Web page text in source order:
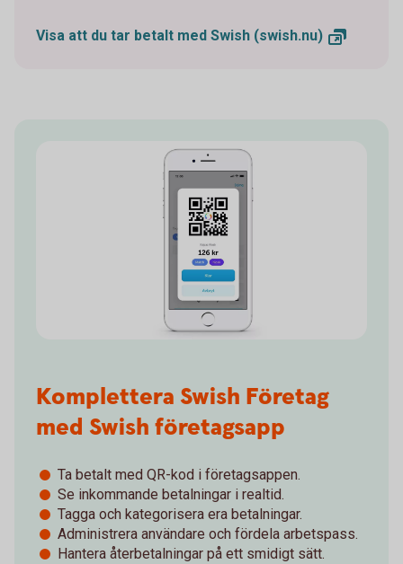
Visa att du tar betalt med Swish (swish.nu)
Komplettera Swish Företag
med Swish företagsapp
Ta betalt med QR-kod i företagsappen.
Se inkommande betalningar i realtid.
Tagga och kategorisera era betalningar.
Administrera användare och fördela arbetspass.
Hantera återbetalningar på ett smidigt sätt.